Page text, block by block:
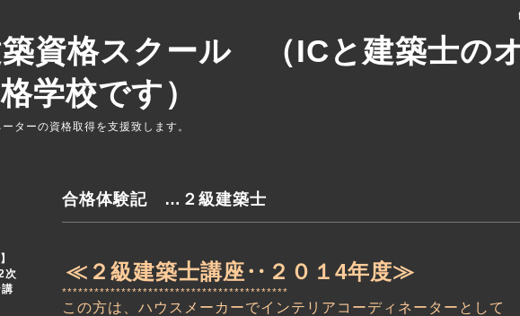
資格スクール （ICと建築士の
学校です）
ターの資格取得を支援致します。
合格体験記 …２級建築士
≪２級建築士講座‥２０１4年度≫
******************************************
この方は、ハウスメーカーでインテリアコーディネーターとして
次